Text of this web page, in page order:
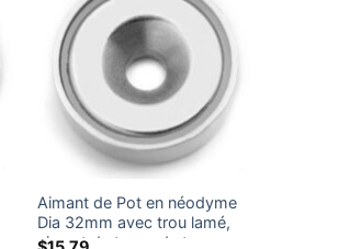
Aimant de Pot en néodyme
Dia 32mm avec trou lamé,
aimant de tasse de terres